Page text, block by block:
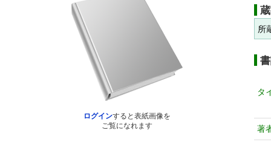
ログインすると表紙画像を
ご覧になれます
所
タ
著